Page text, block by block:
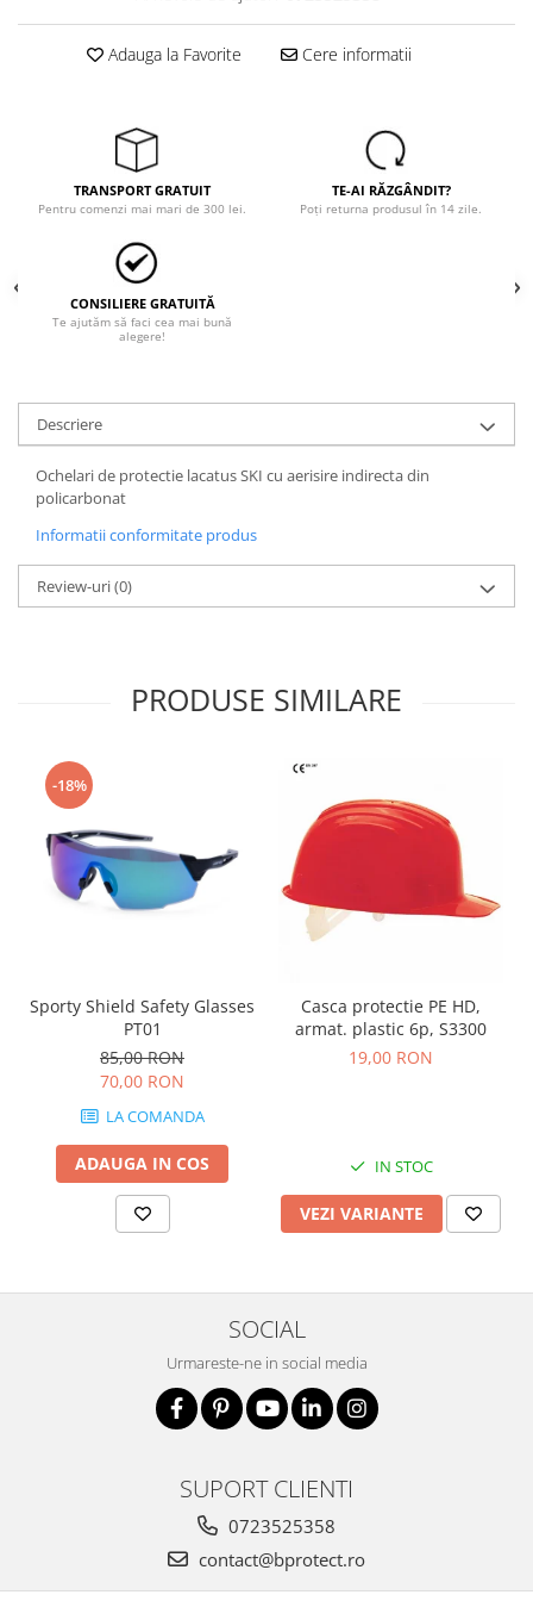
Veste
îmbrăcăminte pentru damă
Vizibilitate înalta hi-vis
îmbrăcăminte asistente/doctori
îmbrăcăminte bucătari
înaltă vizibilitate hi-vis
Combinezoane
Hanorace
Pantaloni scurti
Salopetă cu pieptar
Tricouri
Veste
Adauga la Favorite Cere informatii
TRANSPORT GRATUIT
Pentru comenzi mai mari de 300 lei.
TE-AI RĂZGÂNDIT?
Poți returna produsul în 14 zile.
CONSILIERE GRATUITĂ
Te ajutăm să faci cea mai bună
alegere!
Descriere
Ochelari de protectie lacatus SKI cu aerisire indirecta din
policarbonat
Informatii conformitate produs
Review-uri(0)
PRODUSE SIMILARE
-18%
Sporty Shield Safety Glasses
PT01
85,00 RON
70,00 RON
LA COMANDA
ADAUGA IN COS
Casca protectie PE HD,
armat. plastic 6p, S3300
19,00 RON
IN STOC
VEZI VARIANTE
SOCIAL
Urmareste-ne in social media
SUPORT CLIENTI
0723525358
contact@bprotect.ro